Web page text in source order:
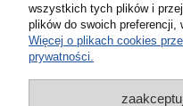
wszystkich tych plików i
plików do swoich preferencji,
Więcej o plikach cookies
prywatności.